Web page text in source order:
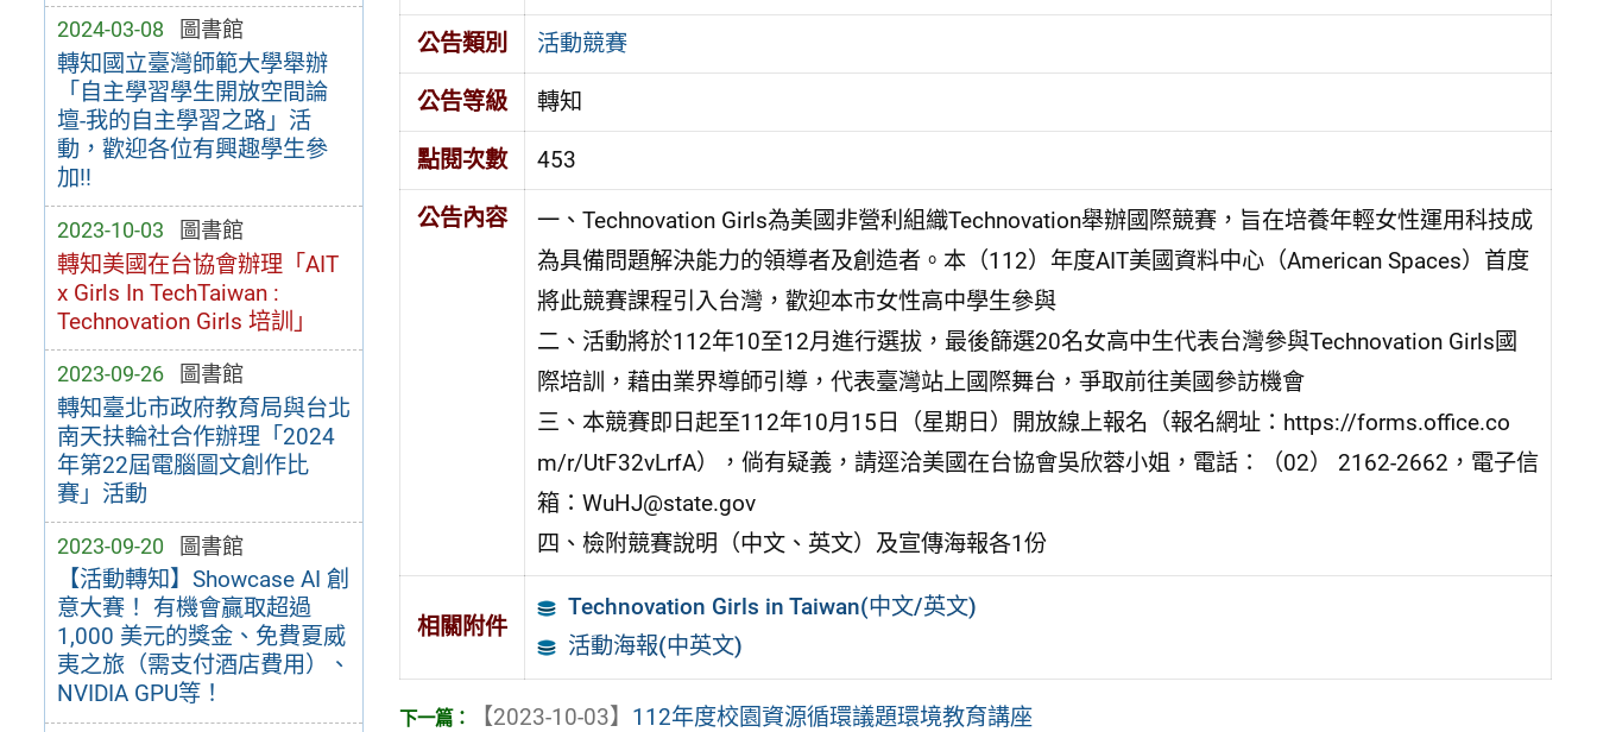
2024-03-08 圖書館
轉知國立臺灣師範大學舉辦
「自主學習學生開放空間論
壇-我的自主學習之路」活
動，歡迎各位有興趣學生參
加!!
2023-10-03 圖書館
轉知美國在台協會辦理「AIT
x Girls In TechTaiwan :
Technovation Girls 培訓」
2023-09-26 圖書館
轉知臺北市政府教育局與台北
南天扶輪社合作辦理「2024
年第22屆電腦圖文創作比
賽」活動
2023-09-20 圖書館
【活動轉知】Showcase AI 創
意大賽！ 有機會贏取超過
1,000 美元的獎金、免費夏威
夷之旅（需支付酒店費用）、
NVIDIA GPU等！
公告類別 活動競賽
公告等級 轉知
點閱次數 453
公告內容
一、Technovation Girls為美國非營利組織Technovation舉辦國際競賽，旨在培養年輕女性運用科技成
為具備問題解決能力的領導者及創造者。本（112）年度AIT美國資料中心（American Spaces）首度
將此競賽課程引入台灣，歡迎本市女性高中學生參與
二、活動將於112年10至12月進行選拔，最後篩選20名女高中生代表台灣參與Technovation Girls國
際培訓，藉由業界導師引導，代表臺灣站上國際舞台，爭取前往美國參訪機會
三、本競賽即日起至112年10月15日（星期日）開放線上報名（報名網址：https://forms.office.co
m/r/UtF32vLrfA），倘有疑義，請逕洽美國在台協會吳欣蓉小姐，電話：（02） 2162-2662，電子信
箱：WuHJ@state.gov
四、檢附競賽說明（中文、英文）及宣傳海報各1份
相關附件
Technovation Girls in Taiwan(中文/英文)
活動海報(中英文)
【2023-10-03】 112年度校園資源循環議題環境教育講座